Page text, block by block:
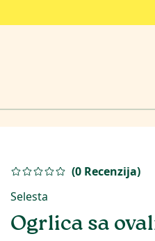
(0 Recenzija)
Selesta
Ogrlica sa